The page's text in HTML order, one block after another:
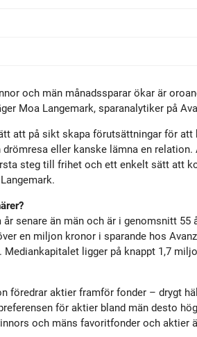
och män månadssparar ökar är
Moa Langemark, sparanalytiker på
att på sikt skapa förutsättningar för
drömresa eller kanske lämna en
steg till frihet och ett enkelt sätt att
senare än män och är i genomsnitt 55
en miljon kronor i sparande hos
ligger på knappt 1,7
föredrar aktier framför fonder – drygt
för aktier bland män desto
och mäns favoritfonder och aktier